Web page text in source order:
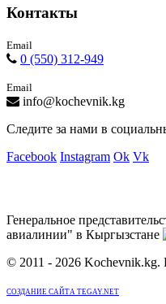
Контакты
Email
0 (550) 312-949
Email
info@kochevnik.kg
Следите за нами в
Facebook Instagram Ok Vk
Генеральное
авиалинии" в Кыргызстане
© 2011 - 2026
СОЗДАНИЕ САЙТА TEGAY.NET